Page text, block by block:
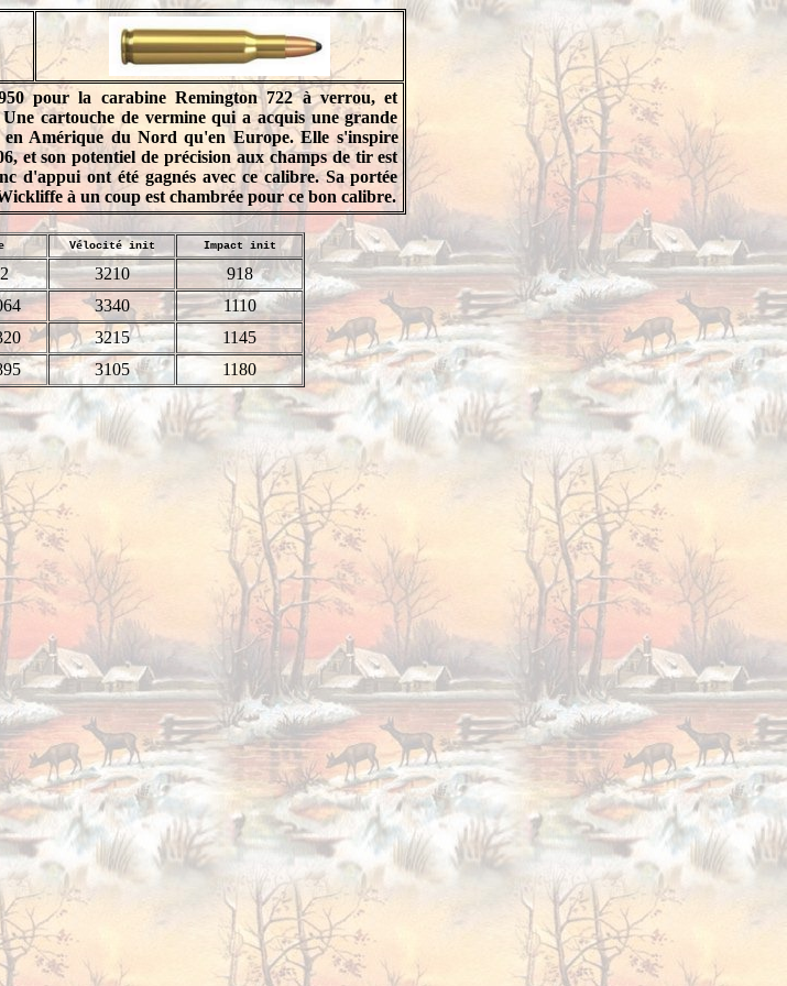
pour la carabine Remington 722 à verrou, et
cartouche de vermine qui a acquis une grande
Amérique du Nord qu'en Europe. Elle s'inspire
et son potentiel de précision aux champs de tir est
d'appui ont été gagnés avec ce calibre. Sa portée
à un coup est chambrée pour ce bon calibre.
Vélocité init Impact init
3210
918
3340
1110
3215
1145
3105 1180